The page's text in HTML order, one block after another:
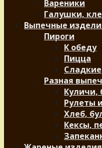
Вареники
Галушки,
Выпечные
Пироги
К обеду
Пицца
Сладкие
Разная
Куличи,
Рулеты
Хлеб,
Кексы,